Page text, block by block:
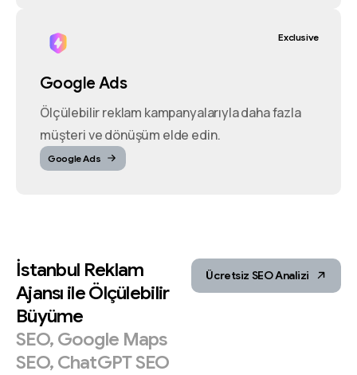
Google Ads
Ölçülebilir reklam kampanyalarıyla daha fazla
müşteri ve dönüşüm elde edin.
Google Ads
Exclusive
İstanbul Reklam
Ajansı ileÖlçülebilir
Büyüme
SEO, Google Maps
SEO, ChatGPTSEO
Ücretsiz SEO Analizi